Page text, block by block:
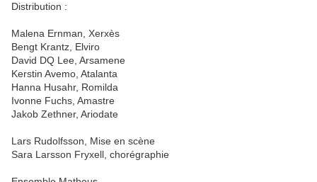
Distribution :
Malena Ernman, Xerxès
Bengt Krantz, Elviro
David DQ Lee, Arsamene
Kerstin Avemo, Atalanta
Hanna Husahr, Romilda
Ivonne Fuchs, Amastre
Jakob Zethner, Ariodate
Lars Rudolfsson, Mise en scène
Sara Larsson Fryxell, chorégraphie